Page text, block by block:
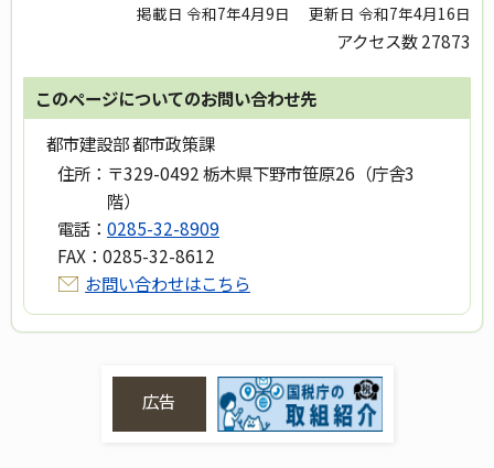
掲載日 令和7年4月9日 更新日 令和7年4月16日
アクセス数27873
このページについてのお問い合わせ先
都市建設部 都市政策課
住所： 〒329-0492 栃木県下野市笹原26（庁舎3
階）
電話： 0285-32-8909
FAX： 0285-32-8612
お問い合わせはこちら
広告